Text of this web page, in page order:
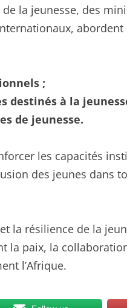
la jeunesse, des
abordent
;
destinés à la
de jeunesse.
les capacités
des jeunes dans
la résilience de la
la paix, la
l’Afrique.